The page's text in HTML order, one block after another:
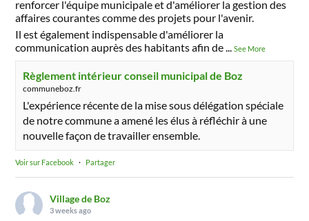
renforcer l'équipe municipale et d'améliorer la gestion des
affaires courantes comme des projets pour l'avenir.
Il est également indispensable d'améliorer la
communication auprès des habitants afin de...See More
Règlement intérieur conseil municipal de Boz
communeboz.fr
L'expérience récente de la mise sous délégation spéciale
de notre commune a amené les élus à réfléchir à une
nouvelle façon de travailler ensemble.
Voir sur Facebook · Partager
Village de Boz
3 weeks ago